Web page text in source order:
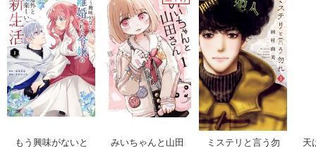
もう興味がないと みいちゃんと山田 ミステリと言う勿 天